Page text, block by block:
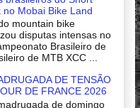
no Mobai Bike Land
mountain bike
disputas intensas no
Brasileiro de
de MTB XCC ...
DE TENSÃO
DE FRANCE 2026
de domingo